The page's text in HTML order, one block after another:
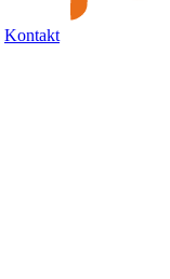
Kontakt